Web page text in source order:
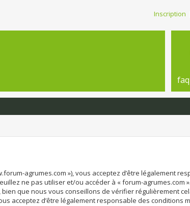
Inscription
faq
agrumes.com »), vous acceptez d’être légalement
ne pas utiliser et/ou accéder à « forum-agrumes.com
que nous vous conseillons de vérifier régulièrement
acceptez d’être légalement responsable des conditions